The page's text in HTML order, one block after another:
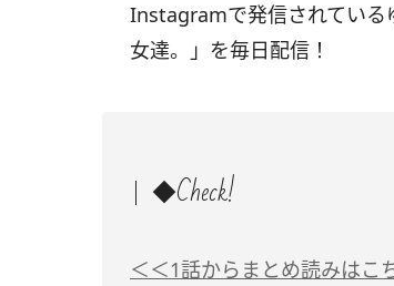
Instagramで発信されている
女達。」を毎日配信！
◆Check!
＜＜1話からまとめ読みはこ